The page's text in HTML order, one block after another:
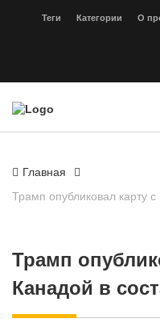
Теги Категории О
Главная
Трамп опубликовал карту
Трамп
Канадой в